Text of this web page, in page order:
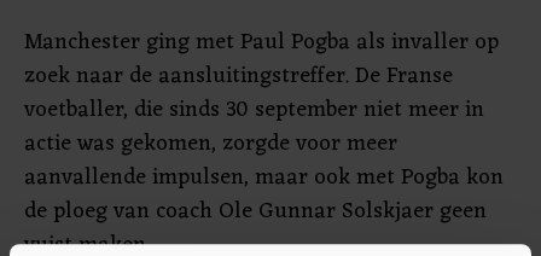
Manchester ging met Paul Pogba als invaller op
zoek naar de aansluitingstreffer. De Franse
voetballer, die sinds 30 september niet meer in
actie was gekomen, zorgde voor meer
aanvallende impulsen, maar ook met Pogba kon
de ploeg van coach Ole Gunnar Solskjaer geen
vuist maken.